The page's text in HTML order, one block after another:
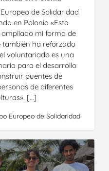
de Solidaridad
en Polonia «Esta
mi forma de
también ha reforzado
voluntariado es una
para el desarrollo
puentes de
de diferentes
[…]
Europeo de Solidaridad